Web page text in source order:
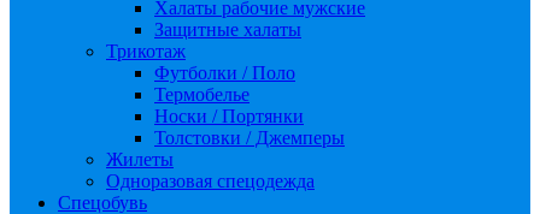
Халаты рабочие мужские
Защитные халаты
Трикотаж
Футболки / Поло
Термобелье
Носки / Портянки
Толстовки / Джемперы
Жилеты
Одноразовая спецодежда
Спецобувь